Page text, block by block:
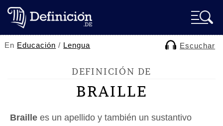
En Educación / Lengua Escuchar
DEFINICIÓN DE
BRAILLE
Braille es un apellido y también un sustantivo